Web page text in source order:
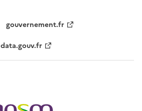
gouvernement.fr
data.gouv.fr